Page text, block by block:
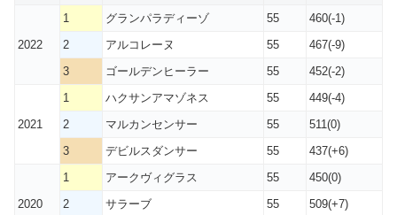
2022
1 グランパラディーゾ 55
460(-1)
2
アルコレーヌ 55
467(-9)
3
ゴールデンヒーラー 55 452(-2)
2021
1 ハクサンアマゾネス 55
449(-4)
2
マルカンセンサー 55
511(0)
3
デビルスダンサー 55 437(+6)
2020
1 アークヴィグラス 55
450(0)
2
サラーブ 55
509(+7)